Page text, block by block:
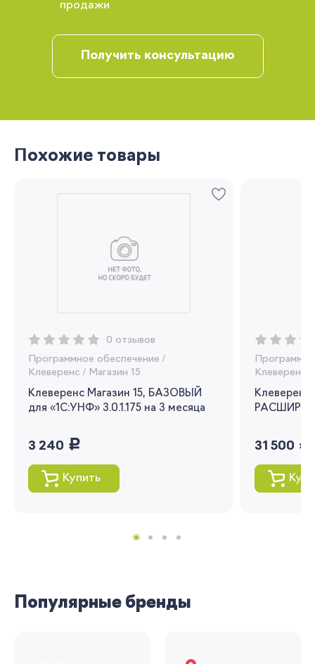
продажи
Получить консультацию
Похожие товары
0 отзывов
Программное обеспечение /
Клеверенс / Магазин 15
Клеверенс Магазин 15, БАЗОВЫЙ
для «1С:УНФ» 3.0.1.175 на 3 месяца
3 240 руб.
Купить
Клеверенс
31 500 руб.
Популярные бренды
Я согласен на обработку моих
персональных данных
Вы сможете отслеживать статус своих
заказов и получать индивидуальные
рекомендации